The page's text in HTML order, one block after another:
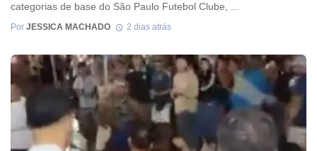
categorias de base do São Paulo Futebol Clube, ...
Por JESSICA MACHADO 2 dias atrás